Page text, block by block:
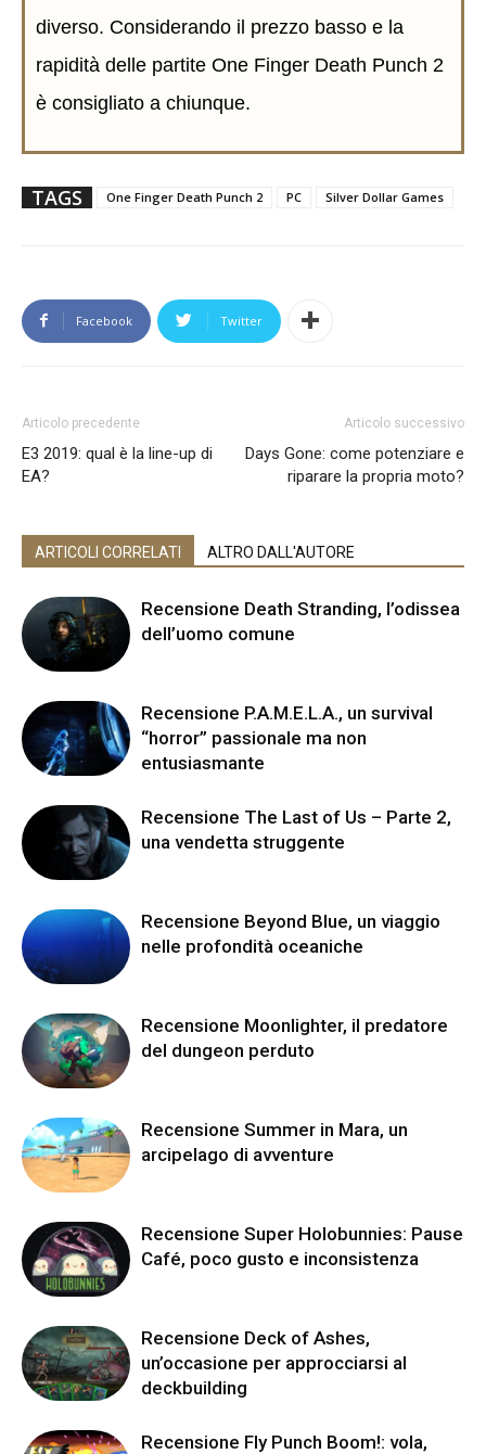
diverso. Considerando il prezzo basso e la
rapidità delle partite One Finger Death Punch 2
è consigliato a chiunque.
TAGS One Finger Death Punch 2 PC Silver Dollar Games
Facebook Twitter
Articolo precedente
E3 2019: qual è la line-up di
EA?
Articolo successivo
Days Gone: come potenziare e
riparare la propria moto?
ARTICOLI CORRELATI ALTRO DALL'AUTORE
Recensione Death Stranding, l’odissea
dell’uomo comune
Recensione P.A.M.E.L.A., un survival
“horror” passionale ma non
entusiasmante
Recensione The Last of Us – Parte 2,
una vendetta struggente
Recensione Beyond Blue, un viaggio
nelle profondità oceaniche
Recensione Moonlighter, il predatore
del dungeon perduto
Recensione Summer in Mara, un
arcipelago di avventure
Recensione Super Holobunnies: Pause
Café, poco gusto e inconsistenza
Recensione Deck of Ashes,
un’occasione per approcciarsi al
deckbuilding
Recensione Fly Punch Boom!: vola,